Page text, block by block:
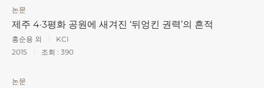
논문
제주 4·3평화 공원에 새겨진 ‘뒤엉킨 권력’의 흔적
홍순용 외
KCI
2015
조회 : 390
논문